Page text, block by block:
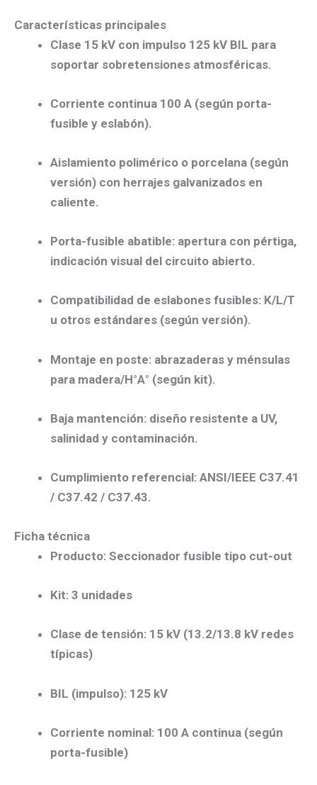
Características principales
Clase 15 kV con impulso 125 kV BIL para
soportar sobretensiones atmosféricas.
Corriente continua 100 A (según porta-
fusible y eslabón).
Aislamiento polimérico o porcelana (según
versión) con herrajes galvanizados en
caliente.
Porta-fusible abatible: apertura con pértiga,
indicación visual del circuito abierto.
Compatibilidad de eslabones fusibles: K/L/T
u otros estándares (según versión).
Montaje en poste: abrazaderas y ménsulas
para madera/H°A° (según kit).
Baja mantención: diseño resistente a UV,
salinidad y contaminación.
Cumplimiento referencial: ANSI/IEEE C37.41
/ C37.42 / C37.43.
Ficha técnica
Producto: Seccionador fusible tipo cut-out
Kit: 3 unidades
Clase de tensión: 15 kV (13.2/13.8 kV redes
típicas)
BIL (impulso): 125 kV
Corriente nominal: 100 A continua (según
porta-fusible)